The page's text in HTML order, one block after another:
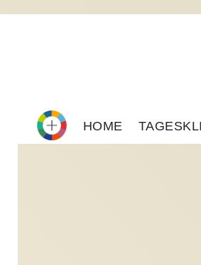
ÜBERSICHT
DER
(CURRENT)
HOME